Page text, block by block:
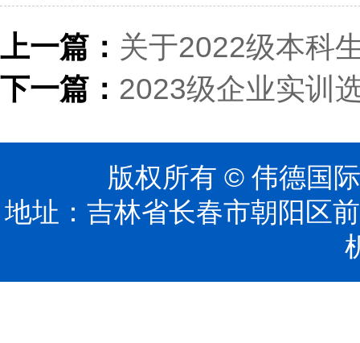
上一篇： 关于2022级本科
下一篇： 2023级企业实训
版权所有 © 伟德国
地址：吉林省长春市朝阳区